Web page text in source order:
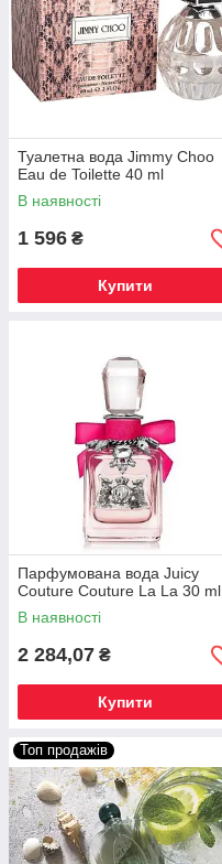
Туалетна вода Jimmy Choo
Eau de Toilette 40 ml
В наявності
1 596 ₴
Купити
Парфумована вода Juicy
Couture Couture La La 30 ml
В наявності
2 284,07 ₴
Купити
Топ продажів